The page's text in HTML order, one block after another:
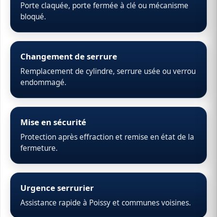
Porte claquée, porte fermée à clé ou mécanisme
bloqué.
Changement de serrure
Remplacement de cylindre, serrure usée ou verrou
endommagé.
Mise en sécurité
Protection après effraction et remise en état de la
fermeture.
Urgence serrurier
Assistance rapide à Poissy et communes voisines.